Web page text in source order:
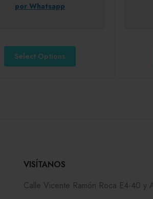
por Whatsapp
Select Options
VISÍTANOS
Calle Vicente Ramón Roca E4-40 y